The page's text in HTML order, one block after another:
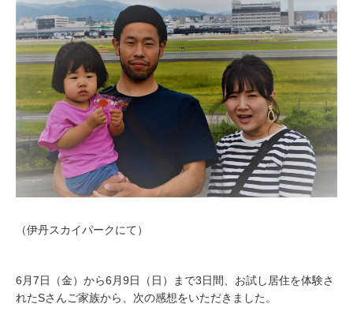
,
2
0
2
1
（伊丹スカイパークにて）
6月7日（金）から6月9日（日）まで3日間、お試し居住を体験さ
れたSさんご家族から、次の感想をいただきました。